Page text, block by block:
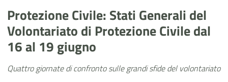
Protezione Civile: Stati Generali del
Volontariato di Protezione Civile dal
16 al 19 giugno
Quattro giornate di confronto sulle grandi sfide del volontariato